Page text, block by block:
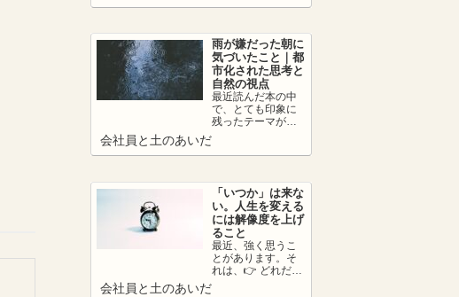
事を頑張って、帰
雨が嫌だった朝に
気づいたこと｜都
市化された思考と
自然の視点
最近読んだ本の中
で、とても印象に
残ったテーマがあ
ります。それは、
ついて。人は便利
会社員と土のあいだ
「いつか」は来な
い。人生を変える
には解像度を上げ
ること
最近、強く思うこ
とがあります。そ
れは、👉 どれだけ
リアリティーを持
会社員と土のあいだ